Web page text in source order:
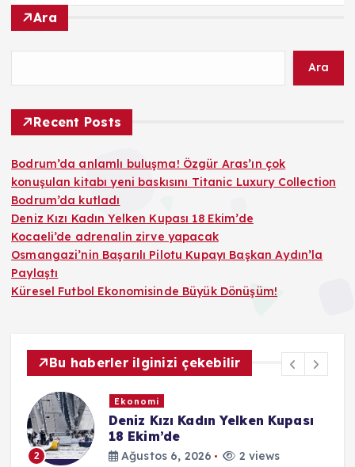
Ara
Ara
Recent Posts
Bodrum’da anlamlı buluşma! Özgür Aras’ın çok
konuşulan kitabı yeni baskısını Titanic Luxury Collection
Bodrum’da kutladı
Deniz Kızı Kadın Yelken Kupası 18 Ekim’de
Kocaeli’de adrenalin zirve yapacak
Osmangazi’nin Başarılı Pilotu Kupayı Başkan Aydın’la
Paylaştı
Küresel Futbol Ekonomisinde Büyük Dönüşüm!
Bu haberler ilginizi çekebilir
2
Ekonomi
Deniz Kızı Kadın Yelken Kupası
18 Ekim’de
Ağustos 6, 2026 2 views